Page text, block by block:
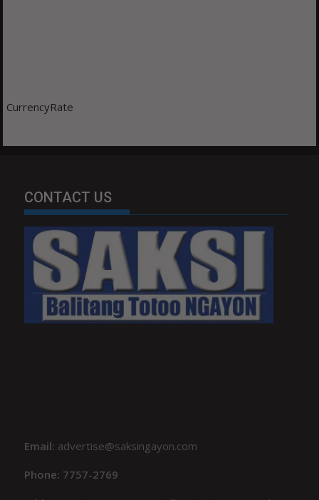
CurrencyRate
CONTACT US
Email: advertise@saksingayon.com
Phone: 7757-2769